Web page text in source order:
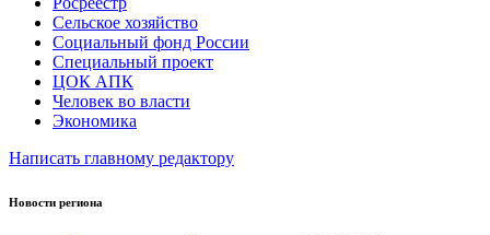
Сельское хозяйство
Социальный фонд России
Специальный проект
ЦОК АПК
Человек во власти
Экономика
Написать главному редактору
Новости региона